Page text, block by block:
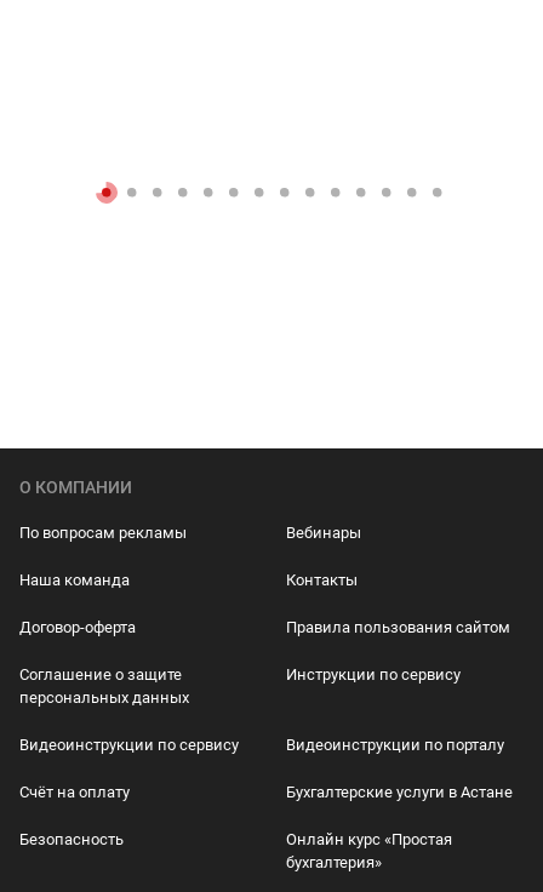
О КОМПАНИИ
По вопросам рекламы Вебинары
Наша команда Контакты
Договор-оферта Правила пользования сайтом
Соглашение о защите
персональных данных
Инструкции по сервису
Видеоинструкции по сервису Видеоинструкции по порталу
Счёт на оплату Бухгалтерские услуги в Астане
Безопасность
Онлайн курс «Простая
бухгалтерия»